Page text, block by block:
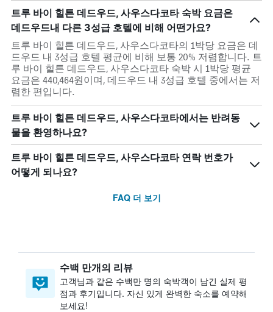
트루 바이 힐튼 데드우드, 사우스다코타 숙박 요금은
데드우드내 다른 3성급 호텔에 비해 어떤가요?
트루 바이 힐튼 데드우드, 사우스다코타의 1박당 요금은 데
드우드 내 3성급 호텔 평균에 비해 보통 20% 저렴합니다. 트
루 바이 힐튼 데드우드, 사우스다코타 숙박 시 1박당 평균
요금은 440,464원이며, 데드우드 내 3성급 호텔 중에서는 저
렴한 편입니다.
트루 바이 힐튼 데드우드, 사우스다코타에서는 반려동
물을 환영하나요?
트루 바이 힐튼 데드우드, 사우스다코타 연락 번호가
어떻게 되나요?
FAQ 더 보기
수백 만개의 리뷰
고객님과 같은 수백만 명의 숙박객이 남긴 실제 평
점과 후기입니다. 자신 있게 완벽한 숙소를 예약해
보세요!